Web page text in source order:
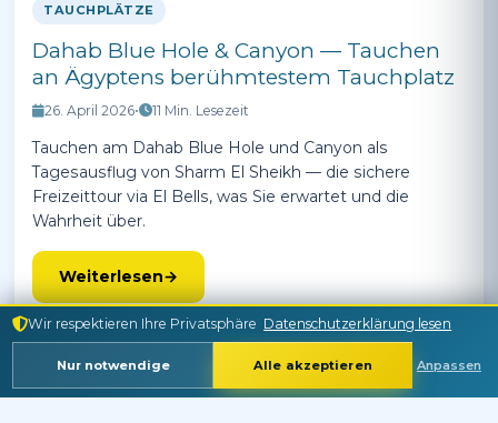
TAUCHPLÄTZE
Dahab Blue Hole & Canyon — Tauchen
an Ägyptens berühmtestem Tauchplatz
26. April 2026• 11 Min. Lesezeit
Tauchen am Dahab Blue Hole und Canyon als
Tagesausflug von Sharm El Sheikh — die sichere
Freizeittour via El Bells, was Sie erwartet und die
Wahrheit über.
Weiterlesen
SHARM EL SHEIKH
Wir respektieren Ihre Privatsphäre Datenschutzerklärung lesen
Anpassen
Nur notwendige Alle akzeptieren